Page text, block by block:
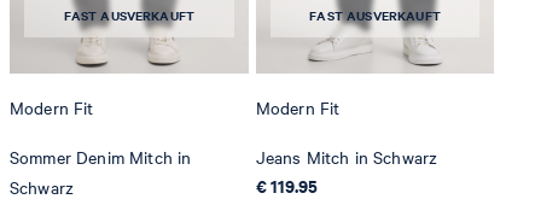
FAST AUSVERKAUFT
Modern Fit
Sommer Denim Mitch in
Schwarz
FAST AUSVERKAUFT
Modern Fit
Jeans Mitch in Schwarz
€ 119.95